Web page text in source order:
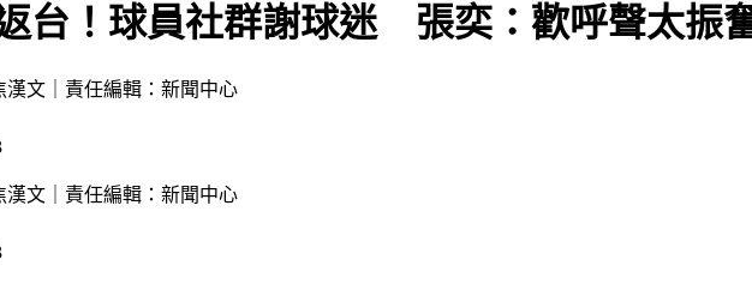
台！球員社群謝球迷 張奕：歡呼聲太振
文｜責任編輯：新聞中心
漢文 責任編輯 ： 新聞中心